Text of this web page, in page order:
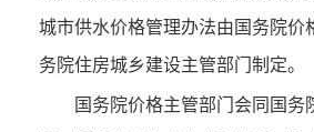
城市供水价格管理办法由国务院价
务院住房城乡建设主管部门制定。
国务院价格主管部门会同国务